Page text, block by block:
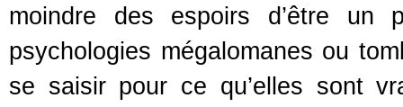
moindre des espoirs d’être
psychologies mégalomanes ou
se saisir pour ce qu’elles sont